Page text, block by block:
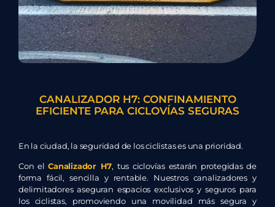
CANALIZADOR H7: CONFINAMIENTO
EFICIENTE PARA CICLOVÍAS SEGURAS
En la ciudad, la seguridad de los ciclistas es una prioridad.
Con elCanalizador H7, tus ciclovías estarán protegidas de
forma fácil, sencilla y rentable. Nuestros canalizadores y
delimitadores aseguran espacios exclusivos y seguros para
los ciclistas, promoviendo una movilidad más segura y